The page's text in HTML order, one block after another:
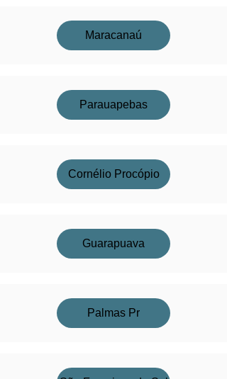
Maracanaú
Parauapebas
Cornélio Procópio
Guarapuava
Palmas Pr